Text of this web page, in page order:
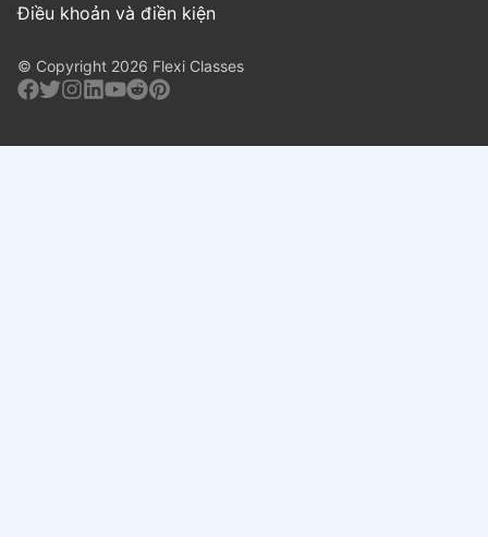
Điều khoản và điền kiện
© Copyright 2026 Flexi Classes
Facebook
Twitter
Instagram
Linkedin
Youtube
RedditPinterest